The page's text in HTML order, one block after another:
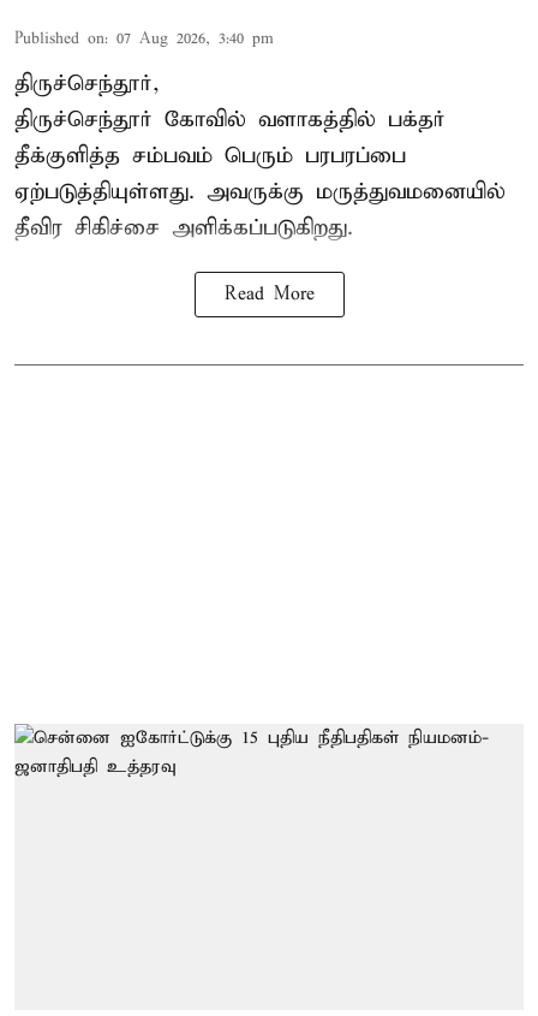
Published on: 07 Aug 2026, 3:40 pm
திருச்செந்தூர்,
திருச்செந்தூர் கோவில் வளாகத்தில் பக்தர்
தீக்குளித்த சம்பவம் பெரும் பரபரப்பை
ஏற்படுத்தியுள்ளது. அவருக்கு மருத்துவமனையில்
தீவிர சிகிச்சை அளிக்கப்படுகிறது.
Read More